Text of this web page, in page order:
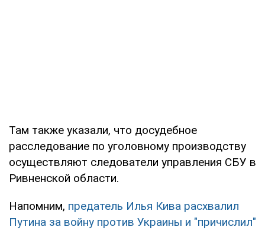
Там также указали, что досудебное
расследование по уголовному производству
осуществляют следователи управления СБУ в
Ривненской области.
Напомним, предатель Илья Кива расхвалил
Путина за войну против Украины и "причислил"